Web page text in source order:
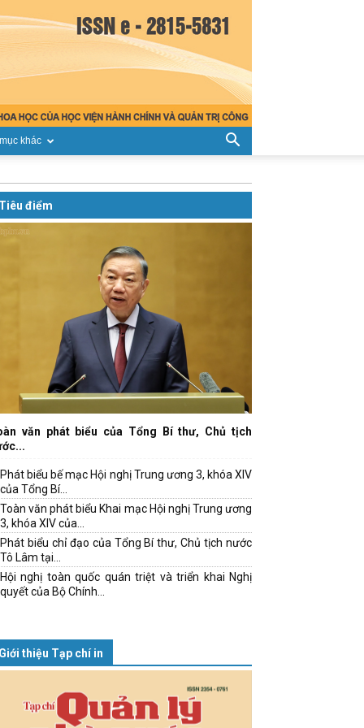
khác
Tiêu điểm
văn phát biểu của Tổng Bí thư, Chủ tịch
Phát biểu bế mạc Hội nghị Trung ương 3, khóa XIV
của Tổng Bí...
Toàn văn phát biểu Khai mạc Hội nghị Trung ương
3, khóa XIV của...
Phát biểu chỉ đạo của Tổng Bí thư, Chủ tịch nước
Tô Lâm tại...
Hội nghị toàn quốc quán triệt và triển khai Nghị
quyết của Bộ Chính...
Giới thiệu Tạp chí in